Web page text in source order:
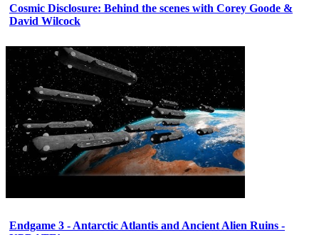
Cosmic Disclosure: Behind the scenes with Corey Goode &
David Wilcock
Endgame 3 - Antarctic Atlantis and Ancient Alien Ruins -